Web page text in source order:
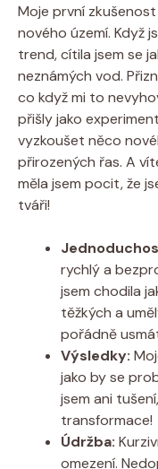
Moje první
nového území. Když
trend, cítila jsem se
neznámých vod.
co když mi to
přišly jako
vyzkoušet něco
přirozených řas. A
měla jsem pocit, že
tváři!
rychlý a
jsem chodila
těžkých a
pořádně
Výsledky:
jako by se
jsem ani
transformace!
Údržba:
omezení.